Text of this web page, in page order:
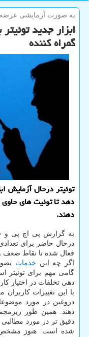
به صورت آزمایشی
ابزار جدید
گمراه کننده
توئیتر درحال آزمایش
دهد تا توئیت های حاوی
دهند.
به گزارش پی اچ پی و
درحال حاضر برای تعدادی
فعال شده تا نقاط
اگر چه این خدمات
گامی مهم برای توئیتر
دهی تخلفات در اختیار
با این تغییرات
دروغین در مورد
دهند. همین طور
شده است. هنوز مشخص